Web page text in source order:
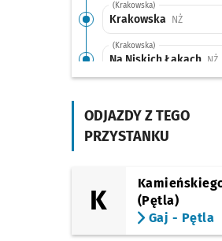
(Krakowska)
Krakowska NŻ
(Krakowska)
Na Niskich Łąkach NŻ
Etnograficzne) NŻ
(Pułaskiego)
(Piotra Skargi)
Galeria Dominikańska
(Piotra Skargi)
Bastion Sakwowy
ODJAZDY Z TEGO
PRZYSTANKU
K
(Pętla)
Gaj - Pętla